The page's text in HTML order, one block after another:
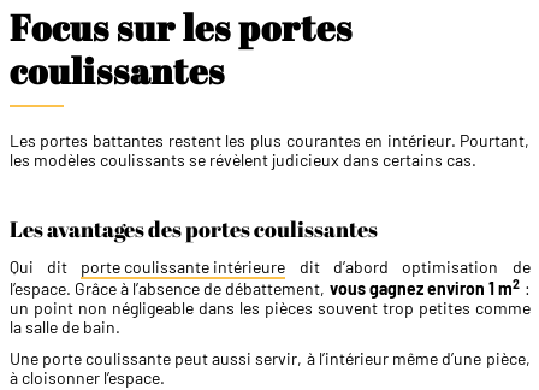
Focus sur les portes
coulissantes
Les portes battantes restent les plus courantes en intérieur. Pourtant,
les modèles coulissants se révèlent judicieux dans certains cas.
Les avantages des portes coulissantes
Qui dit porte coulissante intérieure dit d’abord optimisation de
l’espace. Grâce à l’absence de débattement, vous gagnez environ 1 m2 :
un point non négligeable dans les pièces souvent trop petites comme
la salle de bain.
Une porte coulissante peut aussi servir, à l’intérieur même d’une pièce,
à cloisonner l’espace.